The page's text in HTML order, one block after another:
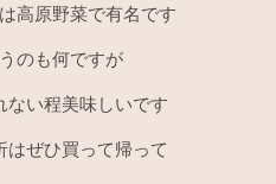
高原野菜で有名です
のも何ですが
ない程美味しいです
はぜひ買って帰って